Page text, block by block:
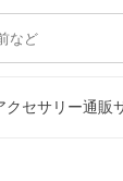
セサリー通販